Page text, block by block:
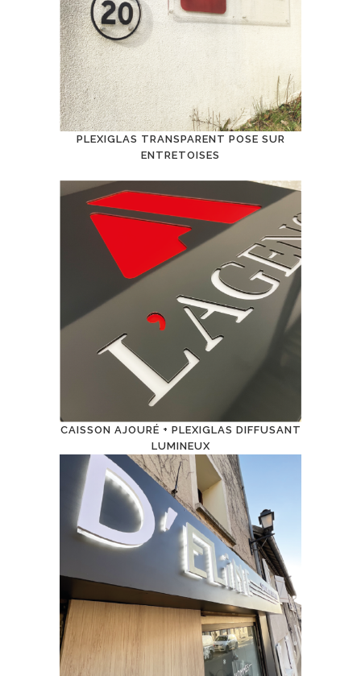
PLEXIGLAS TRANSPARENT POSE SUR
ENTRETOISES
CAISSON AJOURÉ + PLEXIGLAS DIFFUSANT
LUMINEUX